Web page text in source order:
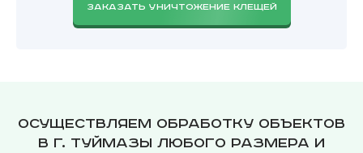
ЗАКАЗАТЬ УНИЧТОЖЕНИЕ КЛЕЩЕЙ
Осуществляем обработку объектов
в г. Туймазы любого размера и